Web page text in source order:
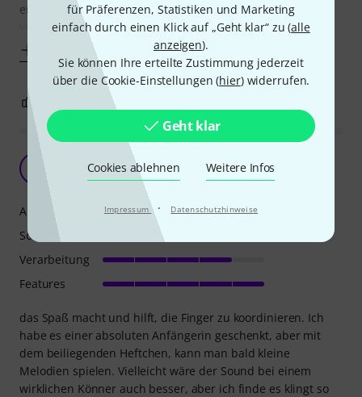
für Präferenzen, Statistiken und Marketing
einfach durch einen Klick auf „Geht klar“ zu (alle
anzeigen).
Sie können Ihre erteilte Zustimmung jederzeit
über die Cookie-Einstellungen (hier) widerrufen.
Geht klar
Cookies ablehnen Weitere Infos
Impressum · Datenschutzhinweise
entdeckt: Die unglaublich sauberen Töne und der warme
volle Klang. Ich besitze mittlerweile
Mehr anzeigen
Ein schönes Geschenk
Monika P. 18.06.2011
das Spaß macht und hilft, die Finger zu koordinieren. Ich
habe es einer absoluten Anfängerin geschenkt, aber mit
dem beiliegenden Heftchen, kann man bald kleine
Melodien spielen. Vielleicht wäre der Sound bei einem
wirklichen Könner auch besser, aber ich finde es klingt so
Ansprache
Sound
Verarbeitung
Features